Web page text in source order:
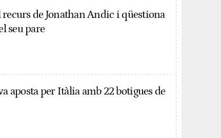
recurs de Jonathan Andic i qüestiona
seu pare
aposta per Itàlia amb 22 botigues de